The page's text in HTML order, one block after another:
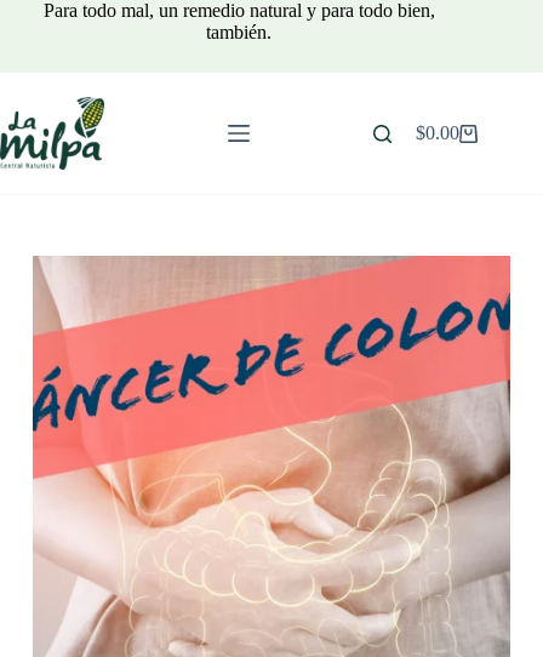
Para todo mal, un remedio natural y para todo bien,
también.
Carro
$0.00